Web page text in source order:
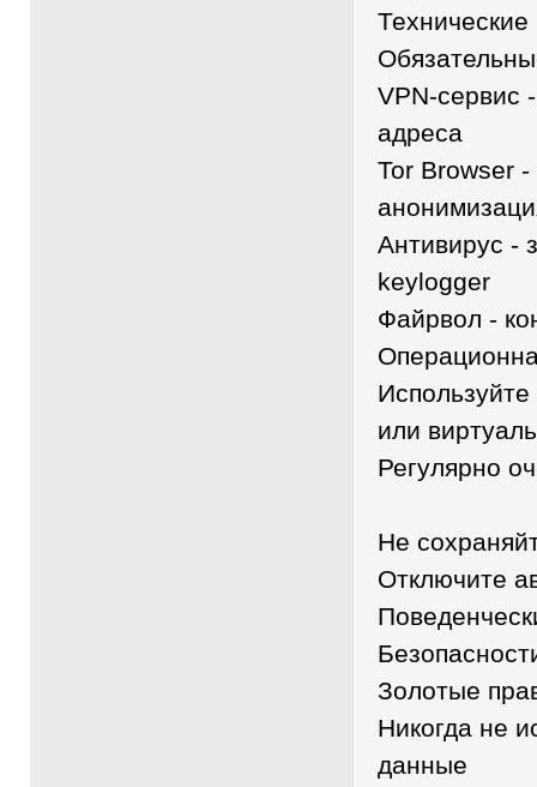
VPN-сервис
адреса
Tor Browser
Антивирус -
keylogger
Файрвол -
Используйте
или
Регулярно
Не
Отключите
Золотые
Никогда не
данные